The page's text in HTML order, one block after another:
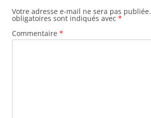
Votre adresse e-mail ne sera pas publiée.
obligatoires sont indiqués avec *
Commentaire *